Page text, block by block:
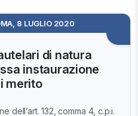
8 LUGLIO 2020
di natura
instaurazione
merito
dell’art. 132, comma 4, c.p.i.